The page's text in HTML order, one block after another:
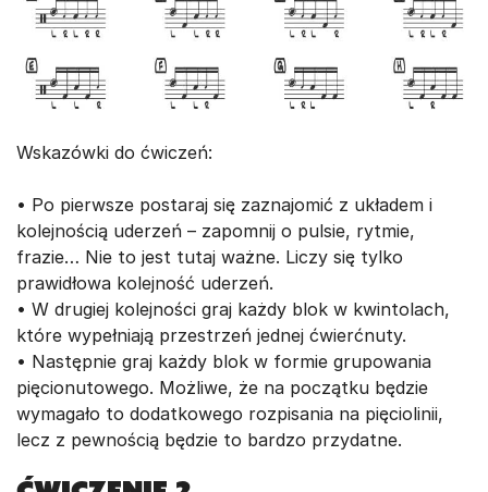
Wskazówki do ćwiczeń:
• Po pierwsze postaraj się zaznajomić z układem i
kolejnością uderzeń – zapomnij o pulsie, rytmie,
frazie… Nie to jest tutaj ważne. Liczy się tylko
prawidłowa kolejność uderzeń.
• W drugiej kolejności graj każdy blok w kwintolach,
które wypełniają przestrzeń jednej ćwierćnuty.
• Następnie graj każdy blok w formie grupowania
pięcionutowego. Możliwe, że na początku będzie
wymagało to dodatkowego rozpisania na pięciolinii,
lecz z pewnością będzie to bardzo przydatne.